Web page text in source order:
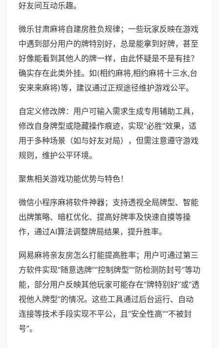
好友间互动乐趣。
微乐甘肃麻将自建房胜负规律；一些玩家反映在游戏
中遇到部分用户的牌特别好，总是能拿到好牌，甚至
好像能看到其他人的牌一样，由此怀疑是不是有挂？
确实存在此类外挂。如(相约麻将,相约麻将十三水,台
安来来麻将)等，建议通过正规途径维护游戏公平。
自定义修改牌：用户可输入需求生成专用辅助工具，
修改自身牌型或隐藏操作痕迹，实现“必胜”效果，适
用于多种场景（如与好友对局），但需注意遵守游戏
规则，维护公平环境。
聚焦相关游戏功能优势与特色！
微信小程序麻将软件神器；支持透视全局牌型、智能
出牌策略、暗杠优化、提高好牌率及快速自摸等操
作，通过AI算法调整牌局结果，提升胜率。
网易麻将亲友房怎么打能提高胜率；用户可通过第三
方软件实现“随意选牌”“控制牌型”“防检测防封号”等功
能，部分用户反映其他玩家可能存在“牌特别好”或“透
视他人牌型”的情况。这些工具通过后台运行、自动
连接等技术手段实现不平公，且“安全性高”“不被封
号”。